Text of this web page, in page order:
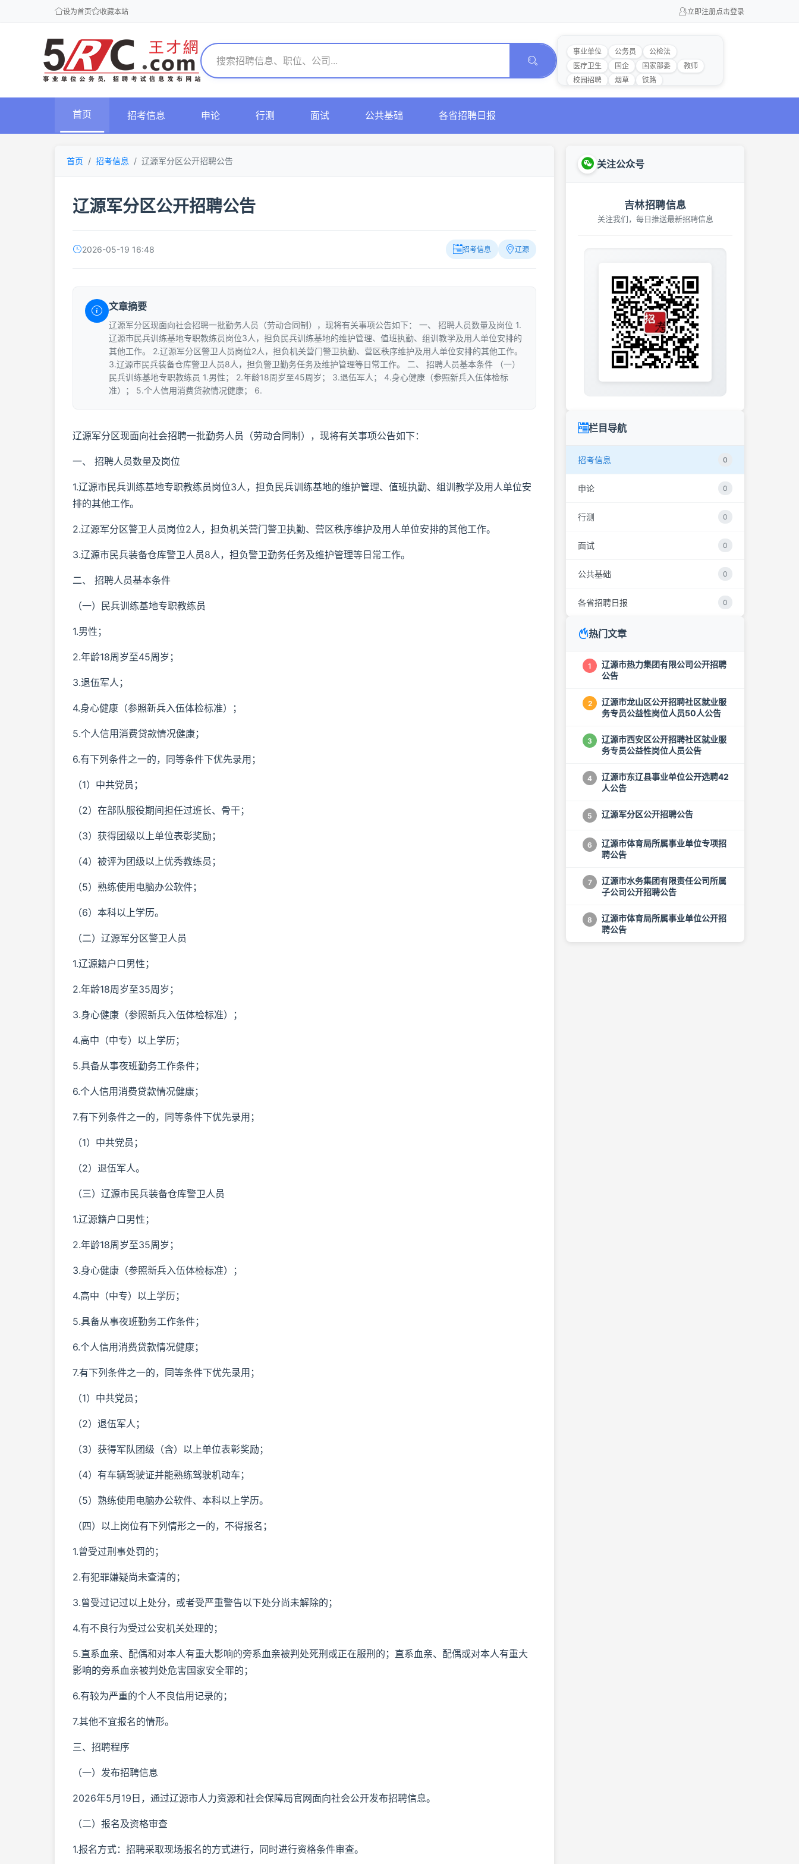
设为首页 收藏本站 立即注册点击登录
事业单位 公务员
公检法
医疗卫生
国企 国家部委
教师
校园招聘
烟草 铁路
首页 招考信息 申论 行测 面试 公共基础 各省招聘日报
首页 招考信息 辽源军分区公开招聘公告
辽源军分区公开招聘公告
2026-05-19 16:48 招考信息 辽源
文章摘要
辽源军分区现面向社会招聘一批勤务人员（劳动合同制），现将有关事项公告如下： 一、 招聘人员数量及岗位 1.
辽源市民兵训练基地专职教练员岗位3人，担负民兵训练基地的维护管理、值班执勤、组训教学及用人单位安排的
其他工作。 2.辽源军分区警卫人员岗位2人，担负机关营门警卫执勤、营区秩序维护及用人单位安排的其他工作。
3.辽源市民兵装备仓库警卫人员8人，担负警卫勤务任务及维护管理等日常工作。 二、 招聘人员基本条件 （一）
民兵训练基地专职教练员 1.男性； 2.年龄18周岁至45周岁； 3.退伍军人； 4.身心健康（参照新兵入伍体检标
准）； 5.个人信用消费贷款情况健康； 6.
辽源军分区现面向社会招聘一批勤务人员（劳动合同制），现将有关事项公告如下：
一、 招聘人员数量及岗位
1.辽源市民兵训练基地专职教练员岗位3人，担负民兵训练基地的维护管理、值班执勤、组训教学及用人单位安
排的其他工作。
2.辽源军分区警卫人员岗位2人，担负机关营门警卫执勤、营区秩序维护及用人单位安排的其他工作。
3.辽源市民兵装备仓库警卫人员8人，担负警卫勤务任务及维护管理等日常工作。
二、 招聘人员基本条件
（一）民兵训练基地专职教练员
1.男性；
2.年龄18周岁至45周岁；
3.退伍军人；
4.身心健康（参照新兵入伍体检标准）；
5.个人信用消费贷款情况健康；
6.有下列条件之一的，同等条件下优先录用；
（1）中共党员；
（2）在部队服役期间担任过班长、骨干；
（3）获得团级以上单位表彰奖励；
（4）被评为团级以上优秀教练员；
（5）熟练使用电脑办公软件；
（6）本科以上学历。
（二）辽源军分区警卫人员
1.辽源籍户口男性；
2.年龄18周岁至35周岁；
3.身心健康（参照新兵入伍体检标准）；
4.高中（中专）以上学历；
5.具备从事夜班勤务工作条件；
6.个人信用消费贷款情况健康；
7.有下列条件之一的，同等条件下优先录用；
（1）中共党员；
（2）退伍军人。
（三）辽源市民兵装备仓库警卫人员
1.辽源籍户口男性；
2.年龄18周岁至35周岁；
3.身心健康（参照新兵入伍体检标准）；
4.高中（中专）以上学历；
5.具备从事夜班勤务工作条件；
6.个人信用消费贷款情况健康；
7.有下列条件之一的，同等条件下优先录用；
（1）中共党员；
（2）退伍军人；
（3）获得军队团级（含）以上单位表彰奖励；
（4）有车辆驾驶证并能熟练驾驶机动车；
（5）熟练使用电脑办公软件、本科以上学历。
（四）以上岗位有下列情形之一的，不得报名；
1.曾受过刑事处罚的；
2.有犯罪嫌疑尚未查清的；
3.曾受过记过以上处分，或者受严重警告以下处分尚未解除的；
4.有不良行为受过公安机关处理的；
5.直系血亲、配偶和对本人有重大影响的旁系血亲被判处死刑或正在服刑的；直系血亲、配偶或对本人有重大
影响的旁系血亲被判处危害国家安全罪的；
6.有较为严重的个人不良信用记录的；
7.其他不宜报名的情形。
三、招聘程序
（一）发布招聘信息
2026年5月19日，通过辽源市人力资源和社会保障局官网面向社会公开发布招聘信息。
（二）报名及资格审查
1.报名方式：招聘采取现场报名的方式进行，同时进行资格条件审查。
关注公众号
吉林招聘信息
关注我们，每日推送最新招聘信息
栏目导航
招考信息 0
申论 0
行测 0
面试 0
公共基础 0
各省招聘日报 0
热门文章
1
辽源市热力集团有限公司公开招聘
公告
2
辽源市龙山区公开招聘社区就业服
务专员公益性岗位人员50人公告
3
辽源市西安区公开招聘社区就业服
务专员公益性岗位人员公告
4
辽源市东辽县事业单位公开选聘42
人公告
5 辽源军分区公开招聘公告
6
辽源市体育局所属事业单位专项招
聘公告
7
辽源市水务集团有限责任公司所属
子公司公开招聘公告
8
辽源市体育局所属事业单位公开招
聘公告